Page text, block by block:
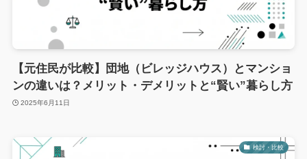
【元住民が比較】団地（ビレッジハウス）とマンショ
ンの違いは？メリット・デメリットと“賢い”暮らし方
2025年6月11日
検討・比較